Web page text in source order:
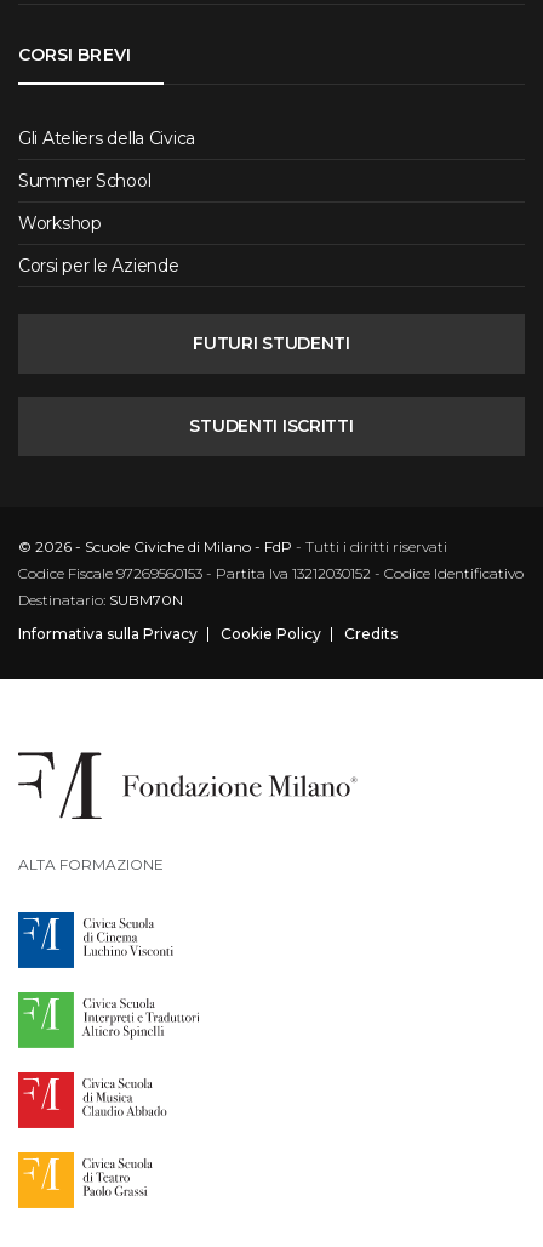
CORSI BREVI
Gli Ateliers della Civica
Summer School
Workshop
Corsi per le Aziende
FUTURI STUDENTI
STUDENTI ISCRITTI
© 2026 - Scuole Civiche di Milano - FdP - Tutti i diritti riservati
Codice Fiscale 97269560153 - Partita Iva 13212030152 - Codice Identificativo
Destinatario: SUBM70N
Informativa sulla Privacy
Cookie Policy Credits
ALTA FORMAZIONE